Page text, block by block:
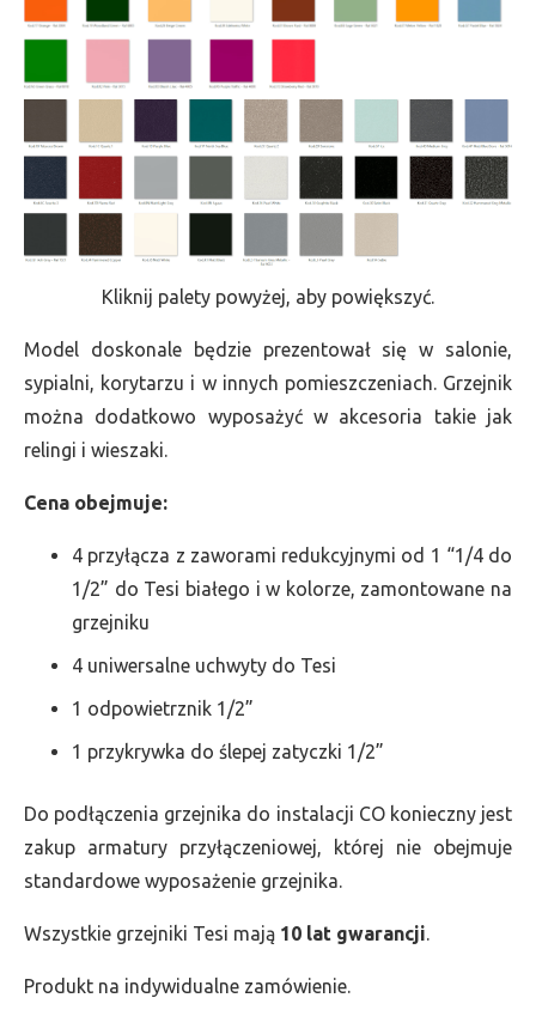
Kliknij palety powyżej, aby powiększyć.
Model doskonale będzie prezentował się w salonie,
sypialni, korytarzu i w innych pomieszczeniach. Grzejnik
można dodatkowo wyposażyć w akcesoria takie jak
relingi i wieszaki.
Cena obejmuje:
4 przyłącza z zaworami redukcyjnymi od 1 “1/4 do
1/2” do Tesi białego i w kolorze, zamontowane na
grzejniku
4 uniwersalne uchwyty do Tesi
1 odpowietrznik 1/2”
1 przykrywka do ślepej zatyczki 1/2”
Do podłączenia grzejnika do instalacji CO konieczny jest
zakup armatury przyłączeniowej, której nie obejmuje
standardowe wyposażenie grzejnika.
Wszystkie grzejniki Tesi mają 10 lat gwarancji.
Produkt na indywidualne zamówienie.